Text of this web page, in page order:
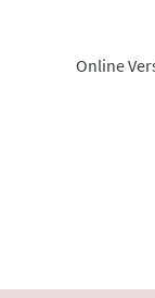
Online